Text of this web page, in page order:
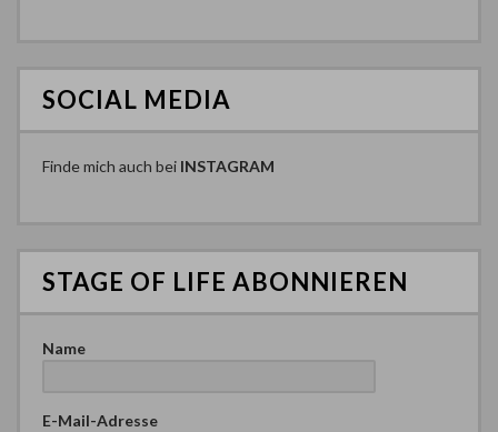
SOCIAL MEDIA
Finde mich auch bei INSTAGRAM
STAGE OF LIFE ABONNIEREN
Name
E-Mail-Adresse